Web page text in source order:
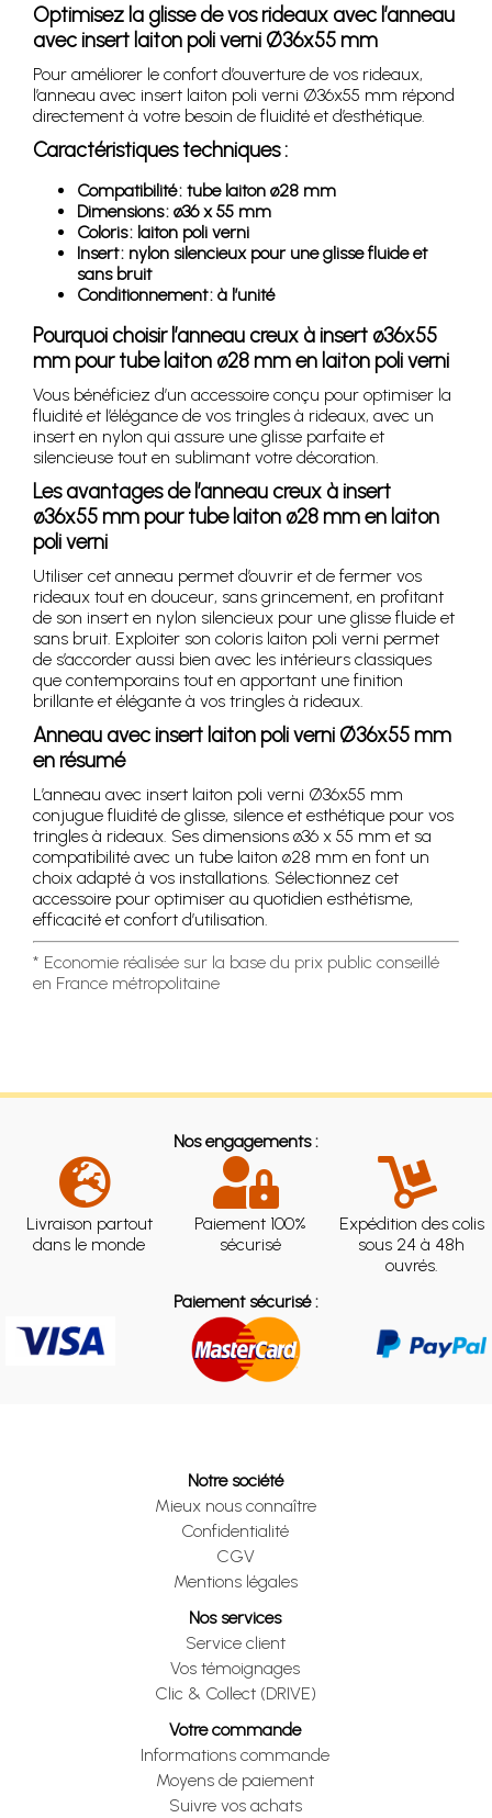
Optimisez la glisse de vos rideaux avec l’anneau
avec insert laiton poli verni Ø36x55 mm
Pour améliorer le confort d’ouverture de vos rideaux,
l’anneau avec insert laiton poli verni Ø36x55 mm répond
directement à votre besoin de fluidité et d’esthétique.
Caractéristiques techniques :
Compatibilité : tube laiton ø28 mm
Dimensions : ø36 x 55 mm
Coloris : laiton poli verni
Insert : nylon silencieux pour une glisse fluide et
sans bruit
Conditionnement : à l’unité
Pourquoi choisir l’anneau creux à insert ø36x55
mm pour tube laiton ø28 mm en laiton poli verni
Vous bénéficiez d’un accessoire conçu pour optimiser la
fluidité et l’élégance de vos tringles à rideaux, avec un
insert en nylon qui assure une glisse parfaite et
silencieuse tout en sublimant votre décoration.
Les avantages de l’anneau creux à insert
ø36x55 mm pour tube laiton ø28 mm en laiton
poli verni
Utiliser cet anneau permet d’ouvrir et de fermer vos
rideaux tout en douceur, sans grincement, en profitant
de son insert en nylon silencieux pour une glisse fluide et
sans bruit. Exploiter son coloris laiton poli verni permet
de s’accorder aussi bien avec les intérieurs classiques
que contemporains tout en apportant une finition
brillante et élégante à vos tringles à rideaux.
Anneau avec insert laiton poli verni Ø36x55 mm
en résumé
L’anneau avec insert laiton poli verni Ø36x55 mm
conjugue fluidité de glisse, silence et esthétique pour vos
tringles à rideaux. Ses dimensions ø36 x 55 mm et sa
compatibilité avec un tube laiton ø28 mm en font un
choix adapté à vos installations. Sélectionnez cet
accessoire pour optimiser au quotidien esthétisme,
efficacité et confort d’utilisation.
* Economie réalisée sur la base du prix public conseillé
en France métropolitaine
Nos engagements :
Livraison partout
dans le monde
Paiement 100%
sécurisé
Expédition des colis
sous 24 à 48h
ouvrés.
Paiement sécurisé :
Notre société
Mieux nous connaître
Confidentialité
CGV
Mentions légales
Nos services
Service client
Vos témoignages
Clic & Collect (DRIVE)
Votre commande
Informations commande
Moyens de paiement
Suivre vos achats